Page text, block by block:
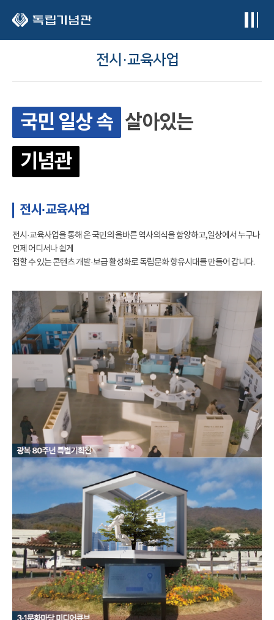
전시·교육사업
국민 일상 속 살아있는
기념관
전시·교육사업
전시·교육사업을 통해 온 국민의 올바른 역사의식을 함양하고,일상에서 누구나
언제 어디서나 쉽게
접할 수 있는 콘텐츠 개발·보급 활성화로 독립문화 향유시대를 만들어 갑니다.